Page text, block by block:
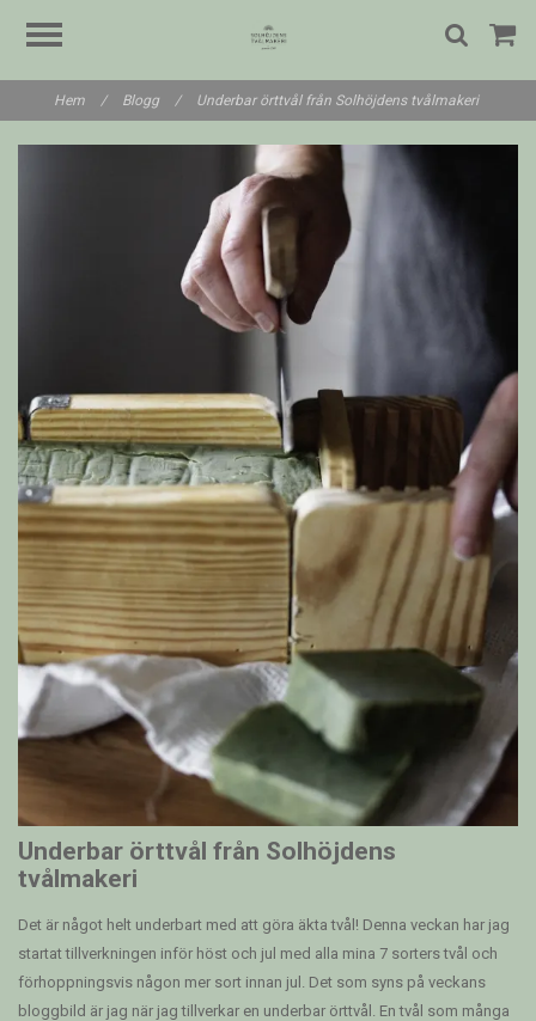
Hem / Blogg / Underbar örttvål från Solhöjdens tvålmakeri
Underbar örttvål från Solhöjdens
tvålmakeri
Det är något helt underbart med att göra äkta tvål! Denna veckan har jag
startat tillverkningen inför höst och jul med alla mina 7 sorters tvål och
förhoppningsvis någon mer sort innan jul. Det som syns på veckans
bloggbild är jag när jag tillverkar en underbar örttvål. En tvål som många